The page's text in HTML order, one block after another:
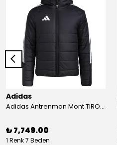
Adidas
Adidas Antrenman Mont TIRO24 WINT JKT IJ7388
₺ 7,749.00
1 Renk 7 Beden